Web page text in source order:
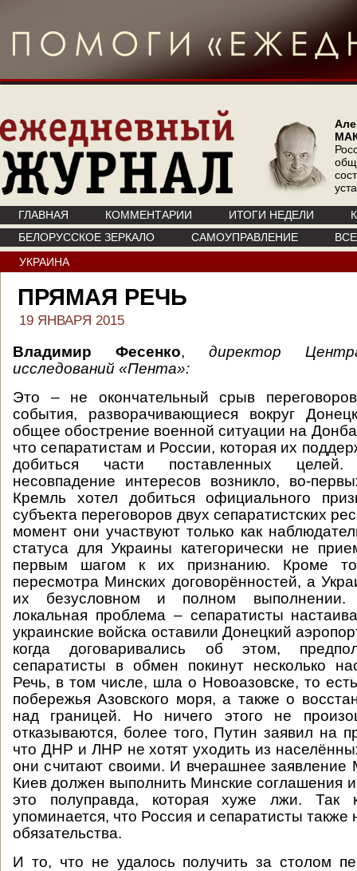
ГЛАВНАЯ КОММЕНТАРИИ ИТОГИ НЕДЕЛИ
БЕЛОРУССКОЕ ЗЕРКАЛО
САМОУПРАВЛЕНИЕ
УКРАИНА
ПРЯМАЯ РЕЧЬ
19 ЯНВАРЯ 2015
Владимир Фесенко, директор
исследований «Пента»:
Это – не окончательный срыв
события, разворачивающиеся вокруг
общее обострение военной ситуации на
что сепаратистам и России, которая их
добиться части поставленных целей.
несовпадение интересов возникло, во-
Кремль хотел добиться официального
субъекта переговоров двух сепаратистских
момент они участвуют только как
статуса для Украины категорически не
первым шагом к их признанию. Кроме
пересмотра Минских договорённостей, а
их безусловном и полном выполнении.
локальная проблема – сепаратисты
украинские войска оставили Донецкий
когда договаривались об этом,
сепаратисты в обмен покинут несколько
Речь, в том числе, шла о Новоазовске, то
побережья Азовского моря, а также о
над границей. Но ничего этого не
отказываются, более того, Путин заявил на
что ДНР и ЛНР не хотят уходить из
они считают своими. И вчерашнее
Киев должен выполнить Минские соглашения и
это полуправда, которая хуже лжи. Так
упоминается, что Россия и сепаратисты
обязательства.
И то, что не удалось получить за столом